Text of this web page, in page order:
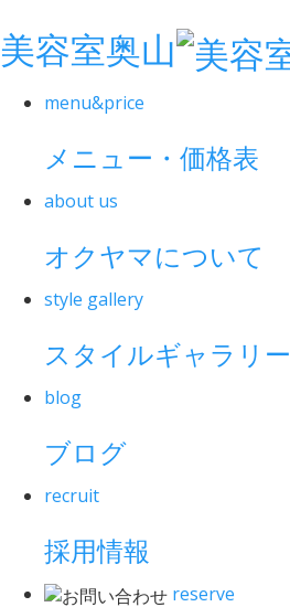
美容室奥山
menu&price
メニュー・価格表
about us
オクヤマについて
style gallery
スタイルギャラリー
blog
ブログ
recruit
採用情報
reserve